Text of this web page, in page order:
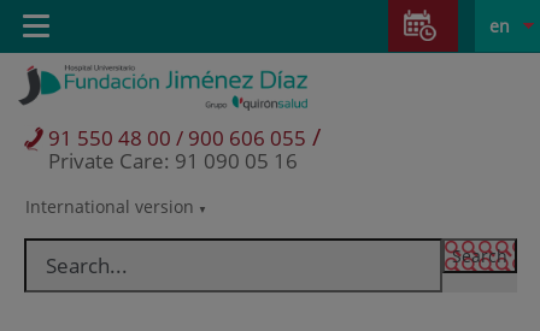
Jump to content
Jump
content
Language
selector
Active
en
International version
91 550 48 00 / 900 606 055 /
Private Care: 91 090 05 16
Toggle
navigation